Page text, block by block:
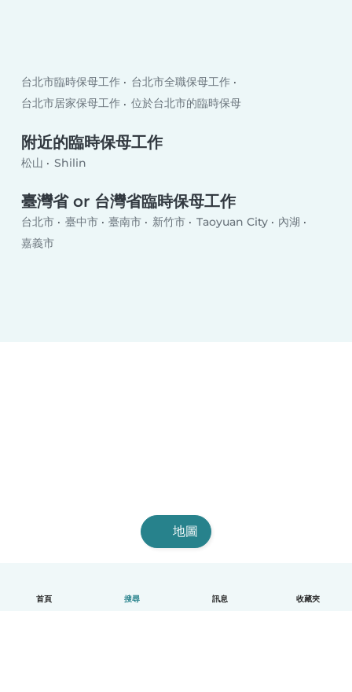
首頁 搜尋 訊息 收藏夾
台北市臨時保母工作
台北市全職保母工作
台北市居家保母工作
位於台北市的臨時保母
附近的臨時保母工作
松山 Shilin
臺灣省 or 台灣省臨時保母工作
台北市 臺中市 臺南市 新竹市 Taoyuan City
內湖
嘉義市
地圖